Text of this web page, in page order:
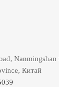
Китай